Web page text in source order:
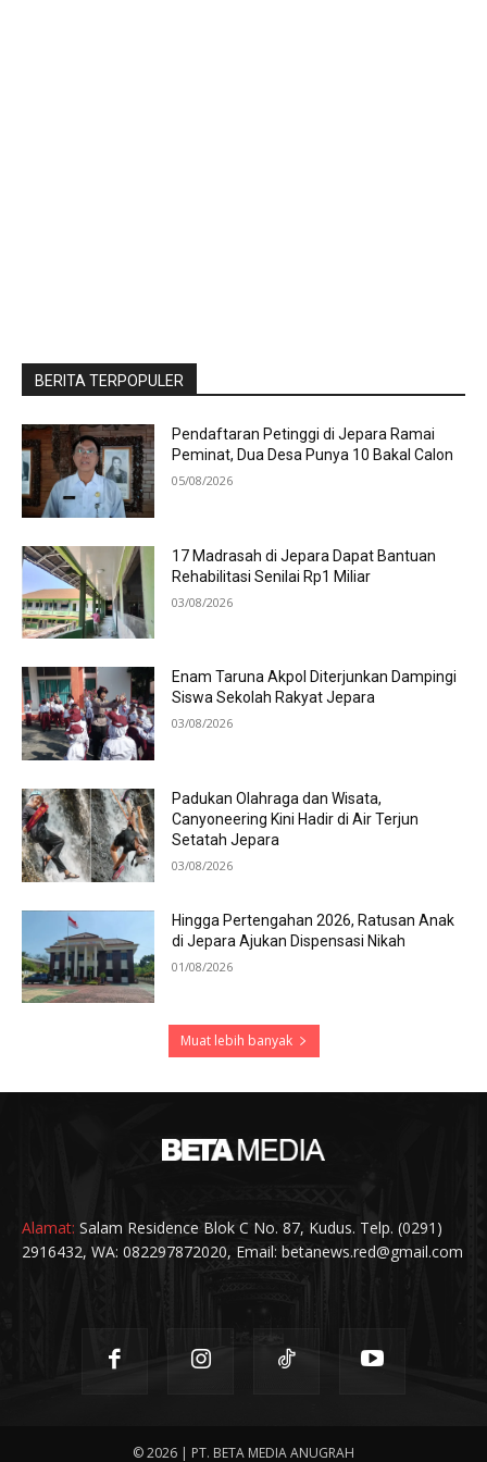
BERITA TERPOPULER
Pendaftaran Petinggi di Jepara Ramai
Peminat, Dua Desa Punya 10 Bakal Calon
05/08/2026
17 Madrasah di Jepara Dapat Bantuan
Rehabilitasi Senilai Rp1 Miliar
03/08/2026
Enam Taruna Akpol Diterjunkan Dampingi
Siswa Sekolah Rakyat Jepara
03/08/2026
Padukan Olahraga dan Wisata,
Canyoneering Kini Hadir di Air Terjun
Setatah Jepara
03/08/2026
Hingga Pertengahan 2026, Ratusan Anak
di Jepara Ajukan Dispensasi Nikah
01/08/2026
Muat lebih banyak
Alamat: Salam Residence Blok C No. 87, Kudus. Telp. (0291)
2916432, WA: 082297872020, Email: betanews.red@gmail.com
© 2026 | PT. BETA MEDIA ANUGRAH